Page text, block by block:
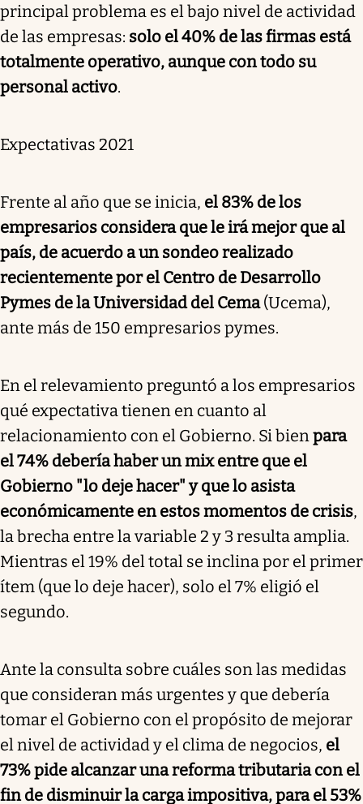
principal problema es el bajo nivel de actividad
de las empresas: solo el 40% de las firmas está
totalmente operativo, aunque con todo su
personal activo.
Expectativas 2021
Frente al año que se inicia, el 83% de los
empresarios considera que le irá mejor que al
país, de acuerdo a un sondeo realizado
recientemente por el Centro de Desarrollo
Pymes de la Universidad del Cema(Ucema),
ante más de 150 empresarios pymes.
En el relevamiento preguntó a los empresarios
qué expectativa tienen en cuanto al
relacionamiento con el Gobierno. Si bienpara
el 74% debería haber un mix entre que el
Gobierno "lo deje hacer" y que lo asista
económicamente en estos momentos de crisis,
la brecha entre la variable 2 y 3 resulta amplia.
Mientras el 19% del total se inclina por el primer
ítem (que lo deje hacer), solo el 7% eligió el
segundo.
Ante la consulta sobre cuáles son las medidas
que consideran más urgentes y que debería
tomar el Gobierno con el propósito de mejorar
el nivel de actividad y el clima de negocios, el
73% pide alcanzar una reforma tributaria con el
fin de disminuir la carga impositiva, para el 53%